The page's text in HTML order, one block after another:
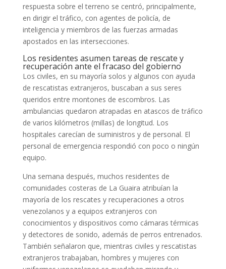
respuesta sobre el terreno se centró, principalmente,
en dirigir el tráfico, con agentes de policía, de
inteligencia y miembros de las fuerzas armadas
apostados en las intersecciones.
Los residentes asumen tareas de rescate y
recuperación ante el fracaso del gobierno
Los civiles, en su mayoría solos y algunos con ayuda
de rescatistas extranjeros, buscaban a sus seres
queridos entre montones de escombros. Las
ambulancias quedaron atrapadas en atascos de tráfico
de varios kilómetros (millas) de longitud. Los
hospitales carecían de suministros y de personal. El
personal de emergencia respondió con poco o ningún
equipo.
Una semana después, muchos residentes de
comunidades costeras de La Guaira atribuían la
mayoría de los rescates y recuperaciones a otros
venezolanos y a equipos extranjeros con
conocimientos y dispositivos como cámaras térmicas
y detectores de sonido, además de perros entrenados.
También señalaron que, mientras civiles y rescatistas
extranjeros trabajaban, hombres y mujeres con